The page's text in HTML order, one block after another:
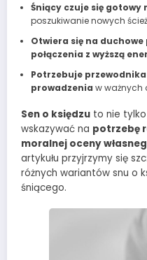
Śniący czuje się gotowy
poszukiwanie nowych
Otwiera się na
połączenia z wyższą
Potrzebuje
prowadzenia w ważnych
Sen o księdzu to nie
wskazywać na potrzebę
moralnej oceny
artykułu przyjrzymy się
różnych wariantów snu o
śniącego.